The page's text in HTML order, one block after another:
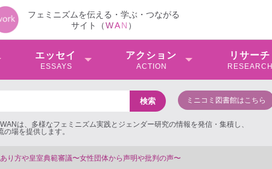
フェミニズムを伝える・学ぶ・つながる
サイト（WAN ）
エッセイ
ESSAYS
アクション
ACTION
リサーチ
RESEARCH
ミニコミ図書館はこちら
は、多様なフェミニズム実践とジェンダー研究の情報を発信・集積し、
場を提供します。